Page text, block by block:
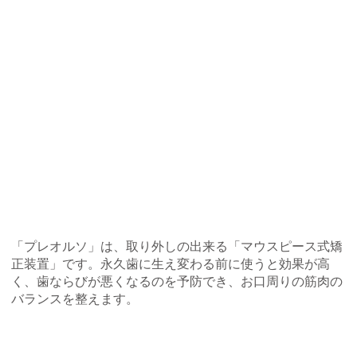
「プレオルソ」は、取り外しの出来る「マウスピース式矯
正装置」です。永久歯に生え変わる前に使うと効果が高
く、歯ならびが悪くなるのを予防でき、お口周りの筋肉の
バランスを整えます。